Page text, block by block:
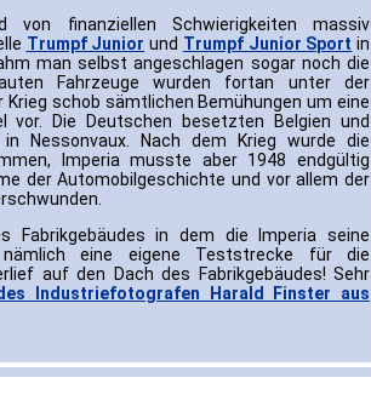
finanziellen Schwierigkeiten massiv
Trumpf Junior und Trumpf Junior Sport in
man selbst angeschlagen sogar noch die
Fahrzeuge wurden fortan unter der
schob sämtlichen Bemühungen um eine
vor. Die Deutschen besetzten Belgien und
Nessonvaux. Nach dem Krieg wurde die
Imperia musste aber 1948 endgültig
der Automobilgeschichte und vor allem der
Fabrikgebäudes in dem die Imperia seine
eine eigene Teststrecke für die
auf den Dach des Fabrikgebäudes! Sehr
Industriefotografen Harald Finster aus